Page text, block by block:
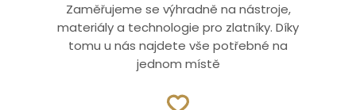
Zaměřujeme se výhradně na nástroje,
materiály a technologie pro zlatníky. Díky
tomu u nás najdete vše potřebné na
jednom místě